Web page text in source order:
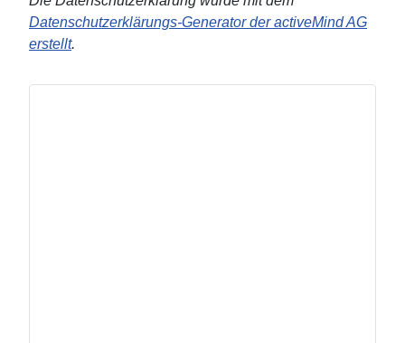
Datenschutzerklärungs-Generator der activeMind AG
erstellt.